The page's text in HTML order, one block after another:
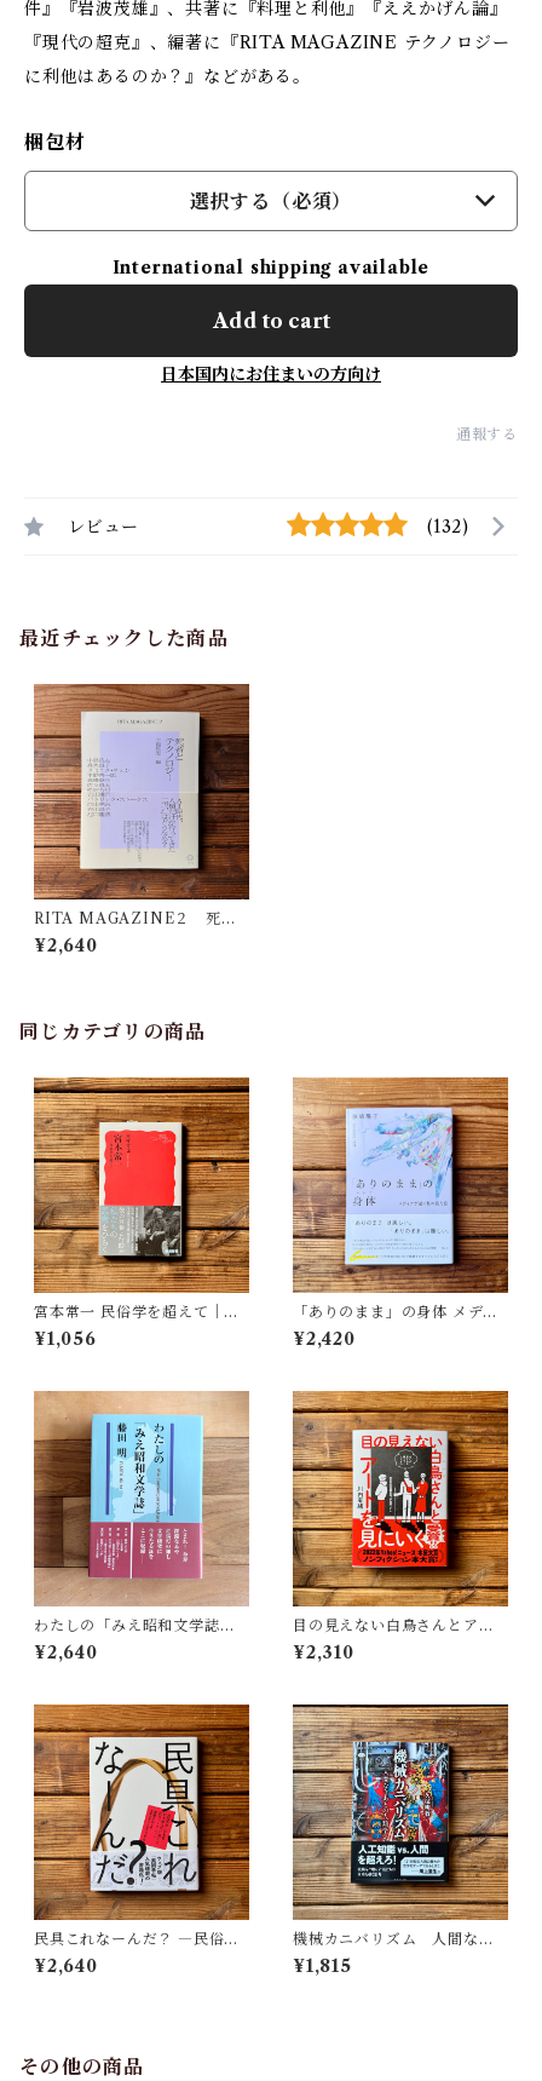
件』『岩波茂雄』、共著に『料理と利他』『ええかげん論』
『現代の超克』、編著に『RITA MAGAZINE テクノロジー
に利他はあるのか？』などがある。
梱包材
選択する（必須）
International shipping available
Add to cart
日本国内にお住まいの方向け
通報する
レビュー (132)
最近チェックした商品
RITA MAGAZINE２ 死者
とテクノロジー | 中島 岳志(編
集)
¥2,640
同じカテゴリの商品
宮本常一 民俗学を超えて｜木
村 哲也
¥1,056
「ありのまま」の身体 メディ
アが描く私の見た目 | 藤嶋 陽
子(著)
¥2,420
わたしの「みえ昭和文学誌」 |
藤田 明
¥2,640
目の見えない白鳥さんとアー
トを見にいく | 川内 有緒
¥2,310
民具これなーんだ？ ―民俗学
者・宮本常一が美術大学に遺
した民具コレクション | 加藤幸
¥2,640
機械カニバリズム 人間なき
あとの人類学へ｜久保 明教
¥1,815
その他の商品